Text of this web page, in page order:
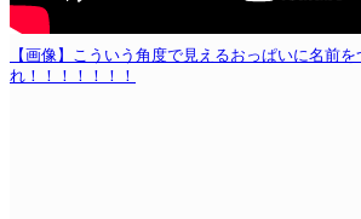
【画像】こういう角度で見えるおっぱいに名前を
れ！！！！！！！